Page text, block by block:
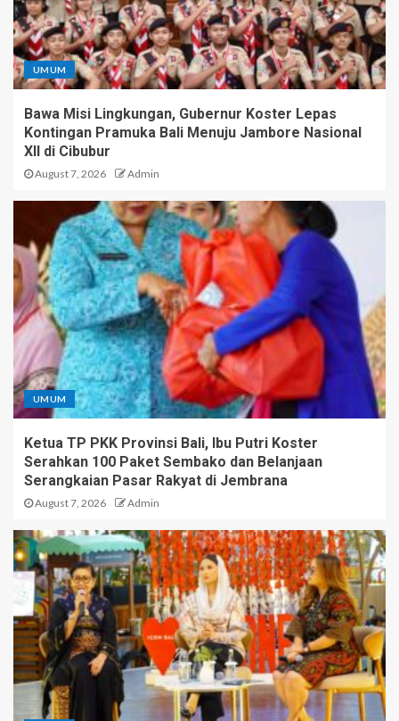
UMUM
Bawa Misi Lingkungan, Gubernur Koster Lepas
Kontingan Pramuka Bali Menuju Jambore Nasional
XII di Cibubur
August 7, 2026 Admin
UMUM
Ketua TP PKK Provinsi Bali, Ibu Putri Koster
Serahkan 100 Paket Sembako dan Belanjaan
Serangkaian Pasar Rakyat di Jembrana
August 7, 2026 Admin